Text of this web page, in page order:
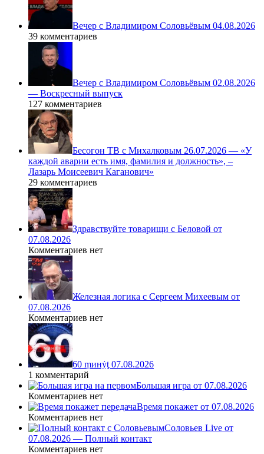
Вечер с Владимиром Соловьёвым 04.08.2026
39 комментариев
Вечер с Владимиром Соловьёвым 02.08.2026
— Воскресный выпуск
127 комментариев
Бесогон ТВ с Михалковым 26.07.2026 — «У
каждой аварии есть имя, фамилия и должность», –
Лазарь Моисеевич Каганович»
29 комментариев
Здравствуйте товарищи с Беловой от
07.08.2026
Комментариев нет
Железная логика с Сергеем Михеевым от
07.08.2026
Комментариев нет
60 ṃинẏƫ 07.08.2026
1 комментарий
Большая игра от 07.08.2026
Комментариев нет
Время покажет от 07.08.2026
Комментариев нет
Соловьев Live от
07.08.2026 — Полный контакт
Комментариев нет